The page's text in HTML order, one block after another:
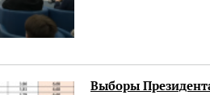
Выборы